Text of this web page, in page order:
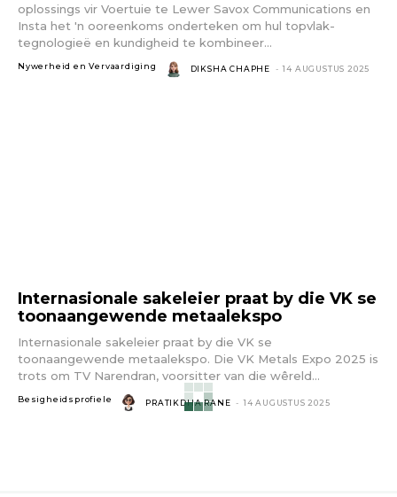
oplossings vir Voertuie te Lewer Savox Communications en
Insta het 'n ooreenkoms onderteken om hul topvlak-
tegnologieë en kundigheid te kombineer...
Nywerheid en Vervaardiging DIKSHA CHAPHE - 14 AUGUSTUS 2025
Internasionale sakeleier praat by die VK se
toonaangewende metaalekspo
Internasionale sakeleier praat by die VK se
toonaangewende metaalekspo. Die VK Metals Expo 2025 is
trots om TV Narendran, voorsitter van die wêreld...
Besigheidsprofiele PRATIKDHA RANE - 14 AUGUSTUS 2025